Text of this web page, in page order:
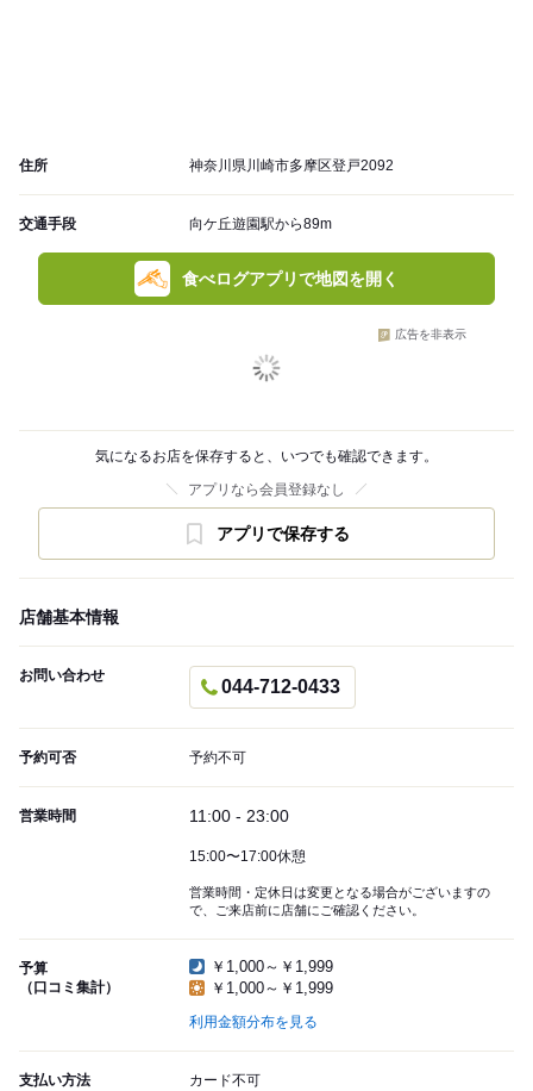
住所 神奈川県川崎市多摩区登戸2092
交通手段 向ケ丘遊園駅から89m
食べログアプリで地図を開く
広告を非表示
気になるお店を保存すると、いつでも確認できます。
アプリなら会員登録なし
アプリで保存する
店舗基本情報
お問い合わせ
044-712-0433
予約可否 予約不可
営業時間 11:00 - 23:00
15:00〜17:00休憩
営業時間・定休日は変更となる場合がございますの
で、ご来店前に店舗にご確認ください。
予算
（口コミ集計）
￥1,000～￥1,999
￥1,000～￥1,999
利用金額分布を見る
支払い方法 カード不可